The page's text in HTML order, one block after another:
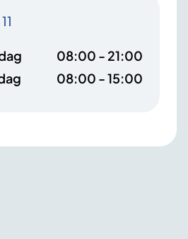
08:00 - 21:00
08:00 - 15:00